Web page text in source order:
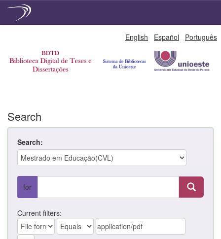
English Español Português
Search
Search:
for
Current filters: